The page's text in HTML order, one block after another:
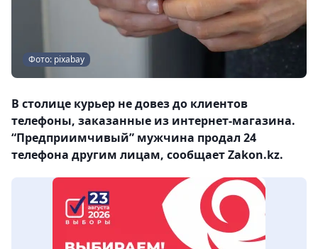
Фото: pixabay
В столице курьер не довез до клиентов
телефоны, заказанные из интернет-магазина.
“Предприимчивый” мужчина продал 24
телефона другим лицам, сообщает Zakon.kz.